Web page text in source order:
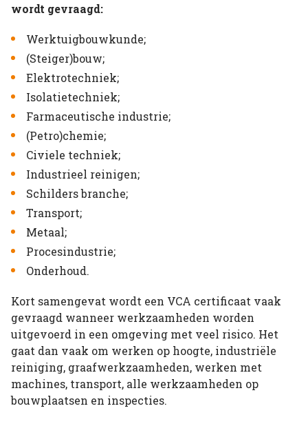
wordt gevraagd:
Werktuigbouwkunde;
(Steiger)bouw;
Elektrotechniek;
Isolatietechniek;
Farmaceutische industrie;
(Petro)chemie;
Civiele techniek;
Industrieel reinigen;
Schilders branche;
Transport;
Metaal;
Procesindustrie;
Onderhoud.
Kort samengevat wordt een VCA certificaat vaak
gevraagd wanneer werkzaamheden worden
uitgevoerd in een omgeving met veel risico. Het
gaat dan vaak om werken op hoogte, industriële
reiniging, graafwerkzaamheden, werken met
machines, transport, alle werkzaamheden op
bouwplaatsen en inspecties.